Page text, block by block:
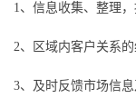
1、信息收集、整理
2、区域内客户关系
3、及时反馈市场信